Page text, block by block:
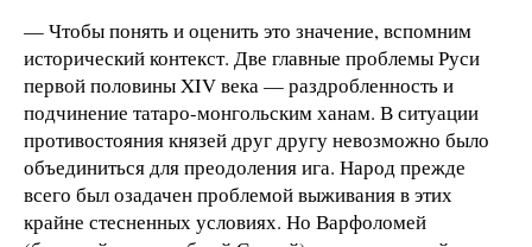
— Чтобы понять и оценить это значение, вспомним
исторический контекст. Две главные проблемы Руси
первой половины XIV века — раздробленность и
подчинение татаро-монгольским ханам. В ситуации
противостояния князей друг другу невозможно было
объединиться для преодоления ига. Народ прежде
всего был озадачен проблемой выживания в этих
крайне стесненных условиях. Но Варфоломей